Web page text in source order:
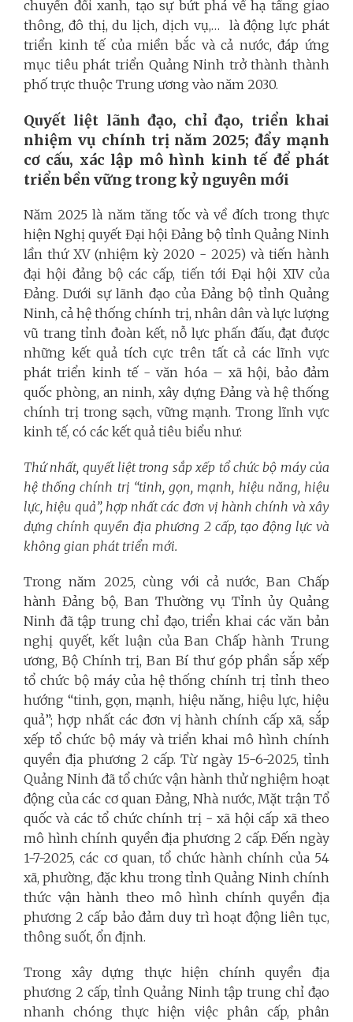
chuyển đổi xanh, tạo sự bứt phá về hạ tầng giao
thông, đô thị, du lịch, dịch vụ,… là động lực phát
triển kinh tế của miền bắc và cả nước, đáp ứng
mục tiêu phát triển Quảng Ninh trở thành thành
phố trực thuộc Trung ương vào năm 2030.
Quyết liệt lãnh đạo, chỉ đạo, triển khai
nhiệm vụ chính trị năm 2025; đẩy mạnh
cơ cấu, xác lập mô hình kinh tế để phát
triển bền vững trong kỷ nguyên mới
Năm 2025 là năm tăng tốc và về đích trong thực
hiện Nghị quyết Đại hội Đảng bộ tỉnh Quảng Ninh
lần thứ XV (nhiệm kỳ 2020 - 2025) và tiến hành
đại hội đảng bộ các cấp, tiến tới Đại hội XIV của
Đảng. Dưới sự lãnh đạo của Đảng bộ tỉnh Quảng
Ninh, cả hệ thống chính trị, nhân dân và lực lượng
vũ trang tỉnh đoàn kết, nỗ lực phấn đấu, đạt được
những kết quả tích cực trên tất cả các lĩnh vực
phát triển kinh tế - văn hóa – xã hội, bảo đảm
quốc phòng, an ninh, xây dựng Đảng và hệ thống
chính trị trong sạch, vững mạnh. Trong lĩnh vực
kinh tế, có các kết quả tiêu biểu như:
Thứ nhất, quyết liệt trong sắp xếp tổ chức bộ máy của
hệ thống chính trị “tinh, gọn, mạnh, hiệu năng, hiệu
lực, hiệu quả”, hợp nhất các đơn vị hành chính và xây
dựng chính quyền địa phương 2 cấp, tạo động lực và
không gian phát triển mới.
Trong năm 2025, cùng với cả nước, Ban Chấp
hành Đảng bộ, Ban Thường vụ Tỉnh ủy Quảng
Ninh đã tập trung chỉ đạo, triển khai các văn bản
nghị quyết, kết luận của Ban Chấp hành Trung
ương, Bộ Chính trị, Ban Bí thư góp phần sắp xếp
tổ chức bộ máy của hệ thống chính trị tỉnh theo
hướng “tinh, gọn, mạnh, hiệu năng, hiệu lực, hiệu
quả”; hợp nhất các đơn vị hành chính cấp xã, sắp
xếp tổ chức bộ máy và triển khai mô hình chính
quyền địa phương 2 cấp. Từ ngày 15-6-2025, tỉnh
Quảng Ninh đã tổ chức vận hành thử nghiệm hoạt
động của các cơ quan Đảng, Nhà nước, Mặt trận Tổ
quốc và các tổ chức chính trị - xã hội cấp xã theo
mô hình chính quyền địa phương 2 cấp. Đến ngày
1-7-2025, các cơ quan, tổ chức hành chính của 54
xã, phường, đặc khu trong tỉnh Quảng Ninh chính
thức vận hành theo mô hình chính quyền địa
phương 2 cấp bảo đảm duy trì hoạt động liên tục,
thông suốt, ổn định.
Trong xây dựng thực hiện chính quyền địa
phương 2 cấp, tỉnh Quảng Ninh tập trung chỉ đạo
nhanh chóng thực hiện việc phân cấp, phân